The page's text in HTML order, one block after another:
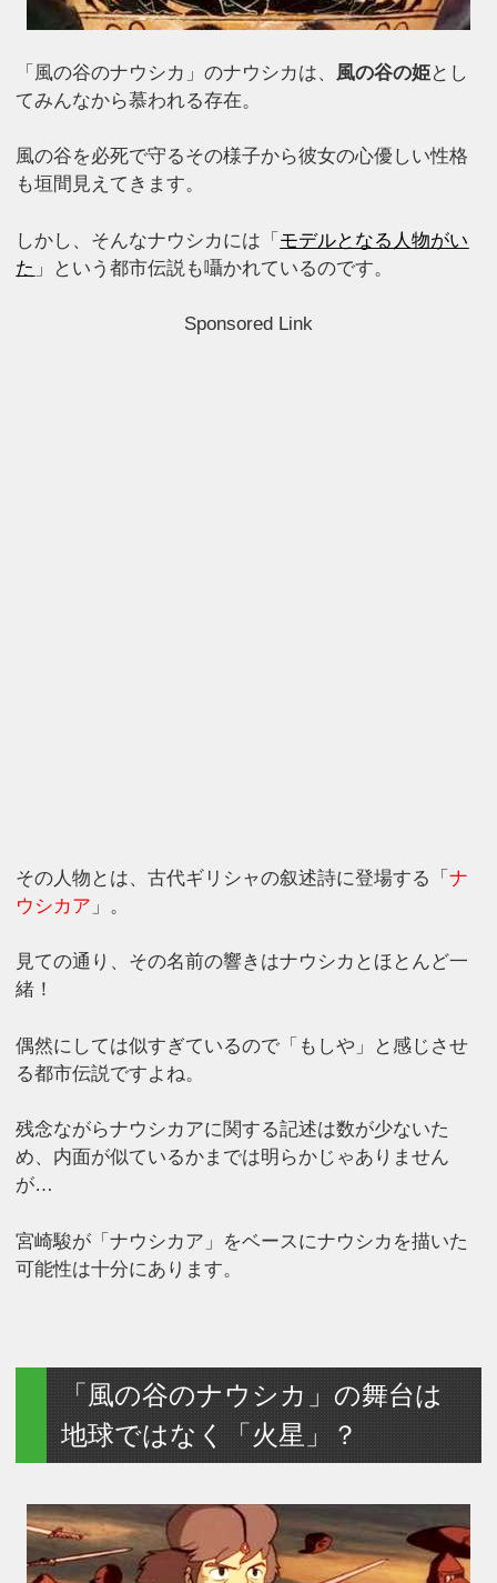
「風の谷のナウシカ」のナウシカは、 風の谷の姫とし
てみんなから慕われる存在。
風の谷を必死で守るその様子から彼女の心優しい性格
も垣間見えてきます。
しかし、そんなナウシカには「 モデルとなる人物がい
た 」という都市伝説も囁かれているのです。
Sponsored Link
その人物とは、古代ギリシャの叙述詩に登場する「ナ
ウシカア 」。
見ての通り、その名前の響きはナウシカとほとんど一
緒！
偶然にしては似すぎているので「もしや」と感じさせ
る都市伝説ですよね。
残念ながらナウシカアに関する記述は数が少ないた
め、内面が似ているかまでは明らかじゃありません
が…
宮崎駿が「ナウシカア」をベースにナウシカを描いた
可能性は十分にあります。
「風の谷のナウシカ」の舞台は
地球ではなく「火星」？